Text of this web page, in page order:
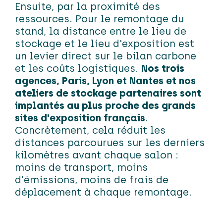
Ensuite, par la proximité des
ressources. Pour le remontage du
stand, la distance entre le lieu de
stockage et le lieu d'exposition est
un levier direct sur le bilan carbone
et les coûts logistiques. Nos trois
agences, Paris, Lyon et Nantes et nos
ateliers de stockage partenaires sont
implantés au plus proche des grands
sites d'exposition français.
Concrètement, cela réduit les
distances parcourues sur les derniers
kilomètres avant chaque salon :
moins de transport, moins
d'émissions, moins de frais de
déplacement à chaque remontage.